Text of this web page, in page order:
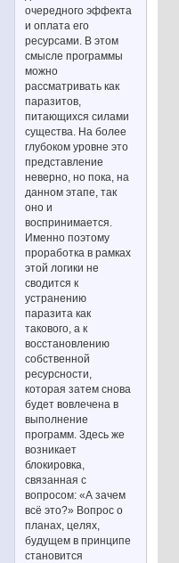
очередного эффекта
и оплата его
ресурсами. В этом
смысле программы
можно
рассматривать как
паразитов,
питающихся силами
существа. На более
глубоком уровне это
представление
неверно, но пока, на
данном этапе, так
оно и
воспринимается.
Именно поэтому
проработка в рамках
этой логики не
сводится к
устранению
паразита как
такового, а к
восстановлению
собственной
ресурсности,
которая затем снова
будет вовлечена в
выполнение
программ. Здесь же
возникает
блокировка,
связанная с
вопросом: «А зачем
всё это?» Вопрос о
планах, целях,
будущем в принципе
становится